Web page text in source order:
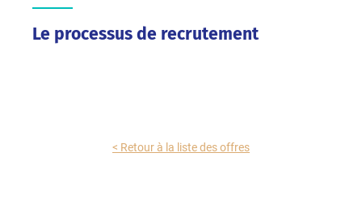
Le processus de recrutement
< Retour à la liste des offres